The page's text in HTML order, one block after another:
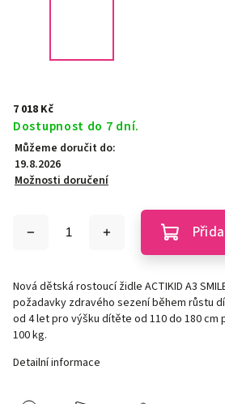
7 018 Kč
Dostupnost do 7 dní.
Můžeme doručit do:
19.8.2026
Možnosti doručení
Nová dětská rostoucí židle ACTIKID A3
požadavky zdravého sezení během růstu
od 4 let pro výšku dítěte od 110 do 180 cm
100 kg.
Detailní informace